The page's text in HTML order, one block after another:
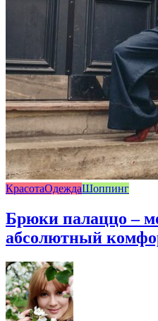
КрасотаОдеждаШоппинг
Брюки палаццо –
абсолютный